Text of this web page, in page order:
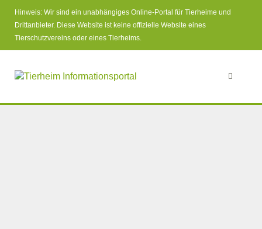
Hinweis: Wir sind ein unabhängiges Online-Portal für Tierheime und
Drittanbieter. Diese Website ist keine offizielle Website eines
Tierschutzvereins oder eines Tierheims.